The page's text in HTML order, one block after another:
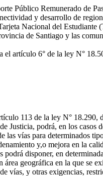
Público Remunerado de
y desarrollo de
Nacional del
de Santiago y las
el artículo 6° de la ley N°
113 de la ley N°
podrá, en los
vías para determinados
y,o mejora en la
disponer, en
geográfica en la que se
y otras exigencias,